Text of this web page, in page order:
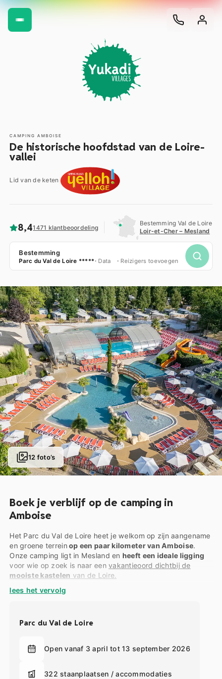
CAMPING AMBOISE
De historische hoofdstad van de Loire-
vallei
Lid van de keten
8,41471 klantbeoordeling
Bestemming Val de Loire
Loir-et-Cher – Mesland
Bestemming
Parc du Val de Loire ***** Data Reizigers toevoegen
12 foto’s
Boek je verblijf op de camping in
Amboise
Het Parc du Val de Loire heet je welkom op zijn aangename
en groene terreinop een paar kilometer van Amboise.
Onze camping ligt in Mesland en heeft een ideale ligging
voor wie op zoek is naar eenvakantieoord dichtbij de
mooiste kastelen van de Loire.
Of je nu de voorkeur geeft aan traditioneel kamperen,
heeft vele staanplaatsen,
Tijdens je verblijf op onzecamping in Amboise kun je ook
sportvoorzieningen
lees het vervolg
Parc du Val de Loire
Open vanaf 3 april tot 13 september 2026
322 staanplaatsen / accommodaties